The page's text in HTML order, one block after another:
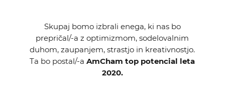
Skupaj bomo izbrali enega, ki nas bo
prepričal/-a z optimizmom, sodelovalnim
duhom, zaupanjem, strastjo in kreativnostjo.
Ta bo postal/-aAmCham top potencial leta
2020.